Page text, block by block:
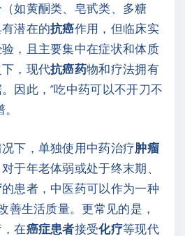
如黄酮类、皂甙类、多糖
潜在的抗癌作用，但临床实
，且主要集中在症状和体质
，现代抗癌药物和疗法拥有
因此，“吃中药可以不开刀不
下，单独使用中药治疗肿瘤
于年老体弱或处于终末期、
的患者，中医药可以作为一种
善生活质量。更常见的是，
在癌症患者接受化疗等现代